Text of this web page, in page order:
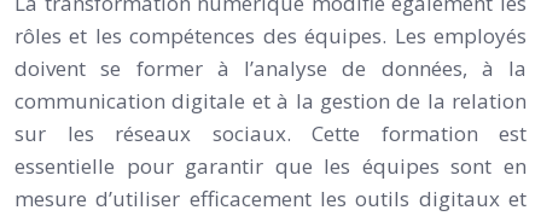
rôles et les compétences des équipes. Les employés
doivent se former à l’analyse de données, à la
communication digitale et à la gestion de la relation
sur les réseaux sociaux. Cette formation est
essentielle pour garantir que les équipes sont en
mesure d’utiliser efficacement les outils digitaux et